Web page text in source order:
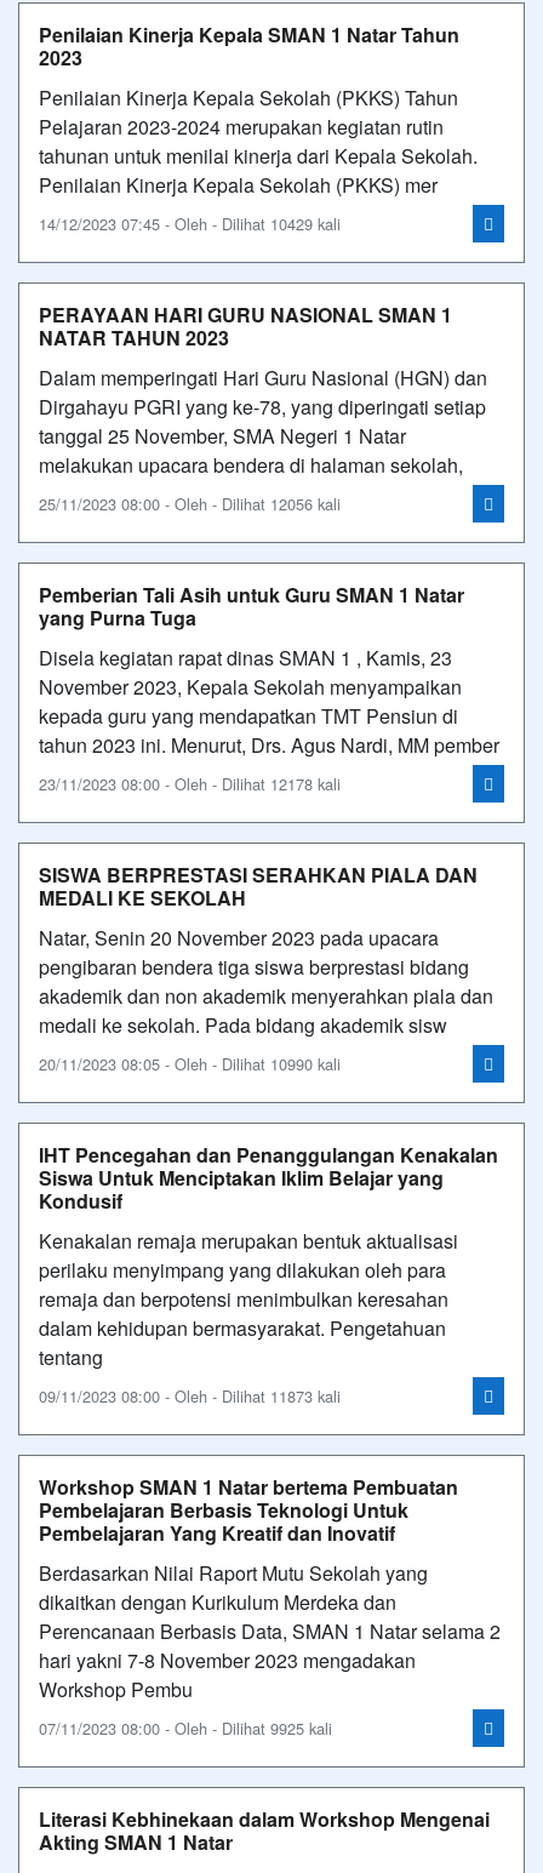
Penilaian Kinerja Kepala SMAN 1 Natar Tahun
2023
Penilaian Kinerja Kepala Sekolah (PKKS) Tahun
Pelajaran 2023-2024 merupakan kegiatan rutin
tahunan untuk menilai kinerja dari Kepala Sekolah.
Penilaian Kinerja Kepala Sekolah (PKKS) mer
14/12/2023 07:45 - Oleh - Dilihat 10429 kali
PERAYAAN HARI GURU NASIONAL SMAN 1
NATAR TAHUN 2023
Dalam memperingati Hari Guru Nasional (HGN) dan
Dirgahayu PGRI yang ke-78, yang diperingati setiap
tanggal 25 November, SMA Negeri 1 Natar
melakukan upacara bendera di halaman sekolah,
25/11/2023 08:00 - Oleh - Dilihat 12056 kali
Pemberian Tali Asih untuk Guru SMAN 1 Natar
yang Purna Tuga
Disela kegiatan rapat dinas SMAN 1 , Kamis, 23
November 2023, Kepala Sekolah menyampaikan
kepada guru yang mendapatkan TMT Pensiun di
tahun 2023 ini. Menurut, Drs. Agus Nardi, MM pember
23/11/2023 08:00 - Oleh - Dilihat 12178 kali
SISWA BERPRESTASI SERAHKAN PIALA DAN
MEDALI KE SEKOLAH
Natar, Senin 20 November 2023 pada upacara
pengibaran bendera tiga siswa berprestasi bidang
akademik dan non akademik menyerahkan piala dan
medali ke sekolah. Pada bidang akademik sisw
20/11/2023 08:05 - Oleh - Dilihat 10990 kali
IHT Pencegahan dan Penanggulangan Kenakalan
Siswa Untuk Menciptakan Iklim Belajar yang
Kondusif
Kenakalan remaja merupakan bentuk aktualisasi
perilaku menyimpang yang dilakukan oleh para
remaja dan berpotensi menimbulkan keresahan
dalam kehidupan bermasyarakat. Pengetahuan
tentang
09/11/2023 08:00 - Oleh - Dilihat 11873 kali
Workshop SMAN 1 Natar bertema Pembuatan
Pembelajaran Berbasis Teknologi Untuk
Pembelajaran Yang Kreatif dan Inovatif
Berdasarkan Nilai Raport Mutu Sekolah yang
dikaitkan dengan Kurikulum Merdeka dan
Perencanaan Berbasis Data, SMAN 1 Natar selama 2
hari yakni 7-8 November 2023 mengadakan
Workshop Pembu
07/11/2023 08:00 - Oleh - Dilihat 9925 kali
Literasi Kebhinekaan dalam Workshop Mengenai
Akting SMAN 1 Natar